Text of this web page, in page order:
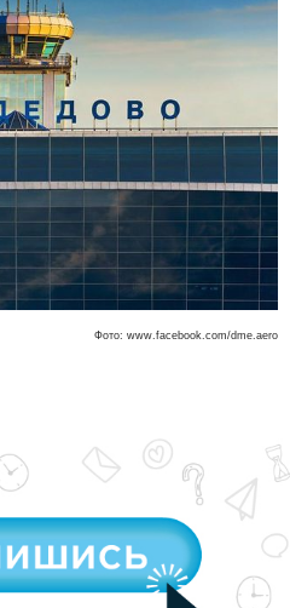
Фото: www.facebook.com/dme.aero